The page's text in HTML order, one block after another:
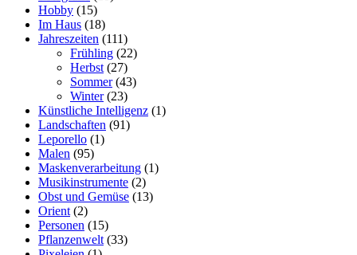
Hobby (15)
Im Haus (18)
Jahreszeiten (111)
Frühling (22)
Herbst(27)
Sommer(43)
Winter(23)
Künstliche Intelligenz (1)
Landschaften (91)
Leporello (1)
Malen (95)
Maskenverarbeitung (1)
Musikinstrumente (2)
Obst und Gemüse (13)
Orient(2)
Personen (15)
Pflanzenwelt(33)